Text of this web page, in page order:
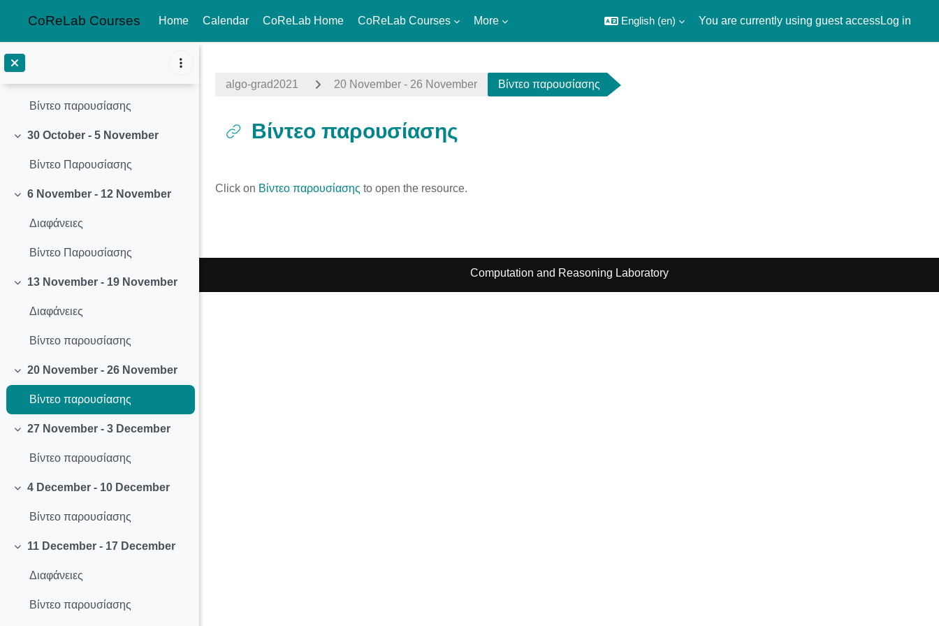
CoReLab Courses Home Calendar CoReLab Home CoReLab Courses More English ‎(en)‎ You are currently using guest accessLog in
Διαφάνειες
Collapse
Βίντεο παρουσίασης
Collapse
30 October - 5 November
Βίντεο Παρουσίασης
Collapse
6 November - 12 November
Διαφάνειες
Βίντεο Παρουσίασης
Collapse
13 November - 19 November
Διαφάνειες
Βίντεο παρουσίασης
Collapse
20 November - 26 November
Βίντεο παρουσίασης
Collapse
27 November - 3 December
Βίντεο παρουσίασης
Collapse
4 December - 10 December
Βίντεο παρουσίασης
Collapse
11 December - 17 December
Διαφάνειες
Βίντεο παρουσίασης
algo-grad2021 20 November - 26 November Βίντεο παρουσίασης
Βίντεο παρουσίασης
Click on Βίντεο παρουσίασης to open the resource.
Computation and Reasoning Laboratory